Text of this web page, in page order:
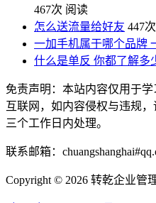
467次 阅读
怎么送流量给好友 447
一加手机属于哪个品牌
什么是单反 你都了解多
免责声明：本站内容仅用于
互联网，如内容侵权与违规
三个工作日内处理。
联系邮箱：
Copyright © 2026 转乾企业管